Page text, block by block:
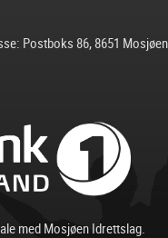
Postboks 86, 8651 Mosjøen
med Mosjøen Idrettslag.